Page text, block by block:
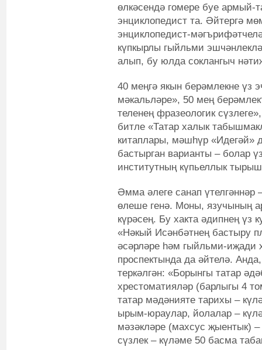
өлкәсендә гомере буе армый-
энциклопедист та. Әйтергә
энциклопедист-
күпкырлы гыйльми
алып, бу юлда соклангыч
40 меңгә якын берәмлекне үз
мәкальләре», 50 мең
теленең фразеологик
битле «Татар халык
китаплары, мәшһүр «Идегәй»
бастырган варианты – болар
институтның күпьеллык
Әмма әлеге санап
өлеше генә. Моны, язучының
күрәсең. Бу хакта әдипнең үз
«Нәкый Исәнбәтнең бастыру
әсәрләре һәм гыйльми-иҗади
проспектында да әйтелә.
теркәлгән: «Борынгы татар
хрестоматияләр (барлыгы 4
татар мәдәнияте тарихы –
ырым-юраулар, йолалар –
мәзәкләре (махсус җыентык)
сүзлек – күләме 50 басма